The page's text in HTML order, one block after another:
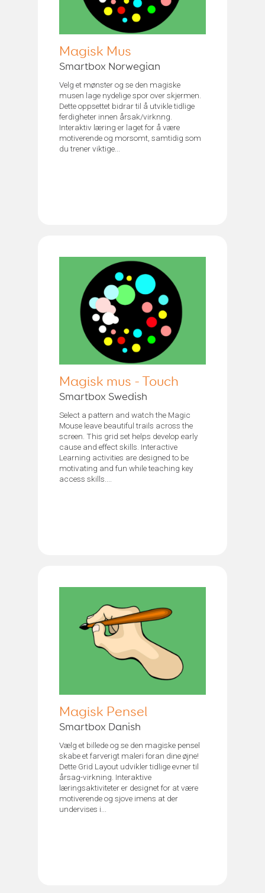
Magisk Mus
Smartbox Norwegian
Velg et mønster og se den magiske
musen lage nydelige spor over skjermen.
Dette oppsettet bidrar til å utvikle tidlige
ferdigheter innen årsak/virknng.
Interaktiv læring er laget for å være
motiverende og morsomt, samtidig som
du trener viktige...
Magisk mus - Touch
Smartbox Swedish
Select a pattern and watch the Magic
Mouse leave beautiful trails across the
screen. This grid set helps develop early
cause and effect skills. Interactive
Learning activities are designed to be
motivating and fun while teaching key
access skills....
Magisk Pensel
Smartbox Danish
Vælg et billede og se den magiske pensel
skabe et farverigt maleri foran dine øjne!
Dette Grid Layout udvikler tidlige evner til
årsag-virkning. Interaktive
læringsaktiviteter er designet for at være
motiverende og sjove imens at der
undervises i...